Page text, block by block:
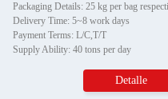
Packaging Details: 25 kg per bag
Delivery Time: 5~8 work days
Payment Terms: L/C,T/T
Supply Ability: 40 tons per day
Detalle